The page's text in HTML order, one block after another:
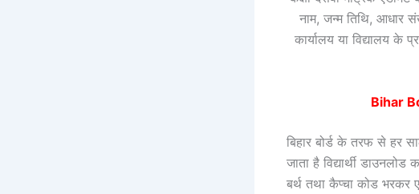
नाम, जन्म तिथि, आधार
कार्यालय या विद्यालय
Bihar
बिहार बोर्ड के तरफ से हर
जाता है विद्यार्थी
बर्थ तथा कैप्चा कोड भरकर